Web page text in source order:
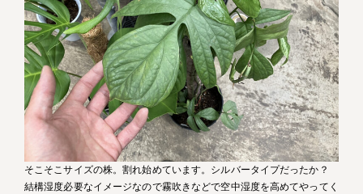
そこそこサイズの株。割れ始めています。シルバータイプだったか？
結構湿度必要なイメージなので霧吹きなどで空中湿度を高めてやってく